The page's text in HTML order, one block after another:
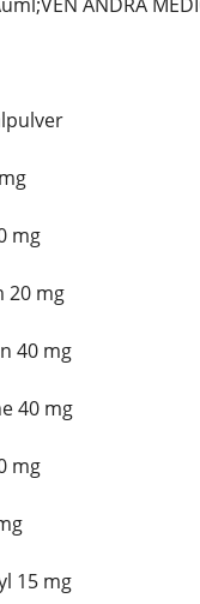
mg
20 mg
40 mg
40 mg
mg
15 mg